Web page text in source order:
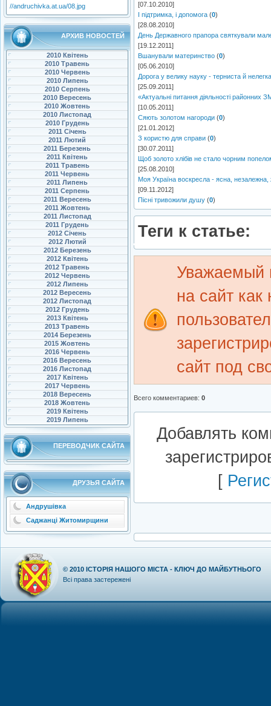
//andruchivka.at.ua/08.jpg
АРХИВ НОВОСТЕЙ
2010 Квітень
2010 Травень
2010 Червень
2010 Липень
2010 Серпень
2010 Вересень
2010 Жовтень
2010 Листопад
2010 Грудень
2011 Січень
2011 Лютий
2011 Березень
2011 Квітень
2011 Травень
2011 Червень
2011 Липень
2011 Серпень
2011 Вересень
2011 Жовтень
2011 Листопад
2011 Грудень
2012 Січень
2012 Лютий
2012 Березень
2012 Квітень
2012 Травень
2012 Червень
2012 Липень
2012 Вересень
2012 Листопад
2012 Грудень
2013 Квітень
2013 Травень
2014 Березень
2015 Жовтень
2016 Червень
2016 Вересень
2016 Листопад
2017 Квітень
2017 Червень
2018 Вересень
2018 Жовтень
2019 Квітень
2019 Липень
ПЕРЕВОДЧИК САЙТА
ДРУЗЬЯ САЙТА
Андрушівка
Саджанці Житомирщини
[07.10.2010]
І підтримка, і допомога (0)
[28.08.2010]
День Державного прапора святкували
[19.12.2011]
Вшанували материнство (0)
[05.06.2010]
Дорога у велику науку - терниста й нелегка
[25.09.2011]
«Актуальні питання діяльності районних
[10.05.2011]
Сяють золотом нагороди (0)
[21.01.2012]
З користю для справи (0)
[30.07.2011]
Щоб золото хлібів не стало чорним
[25.08.2010]
Моя Україна воскресла - ясна, незалежна,
[09.11.2012]
Пісні тривожили душу (0)
Теги к статье:
Уважаемый
на сайт как
сайт под
Всего комментариев: 0
Добавлять
[
© 2010 ІСТОРІЯ НАШОГО МІСТА - КЛЮЧ ДО МАЙБУТНЬОГО
Всі права застережені